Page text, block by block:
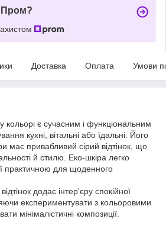
Пром?
Доставка Оплата Умови
кольорі є сучасним і функціональним
кухні, вітальні або їдальні. Його
має привабливий сірий відтінок, що
й стилю. Еко-шкіра легко
практичною для щоденного
додає інтер'єру спокійної
експериментувати з кольоровими
мінімалістичні композиції.